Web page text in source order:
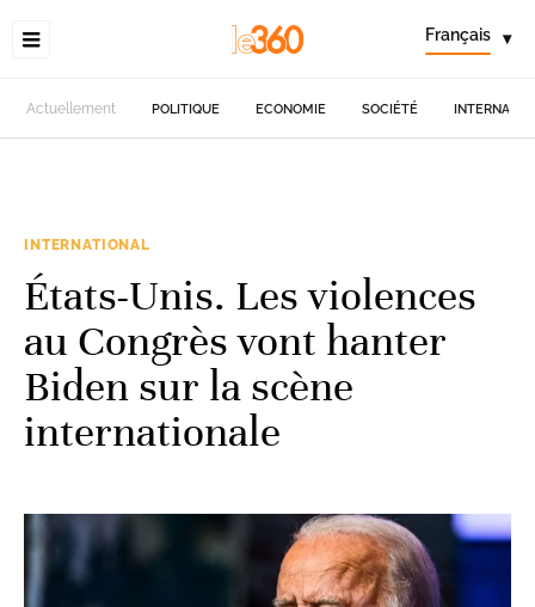
Français ▾
Actuellement POLITIQUE ECONOMIE SOCIÉTÉ
INTERNATIONAL
États-Unis. Les violences
au Congrès vont hanter
Biden sur la scène
internationale